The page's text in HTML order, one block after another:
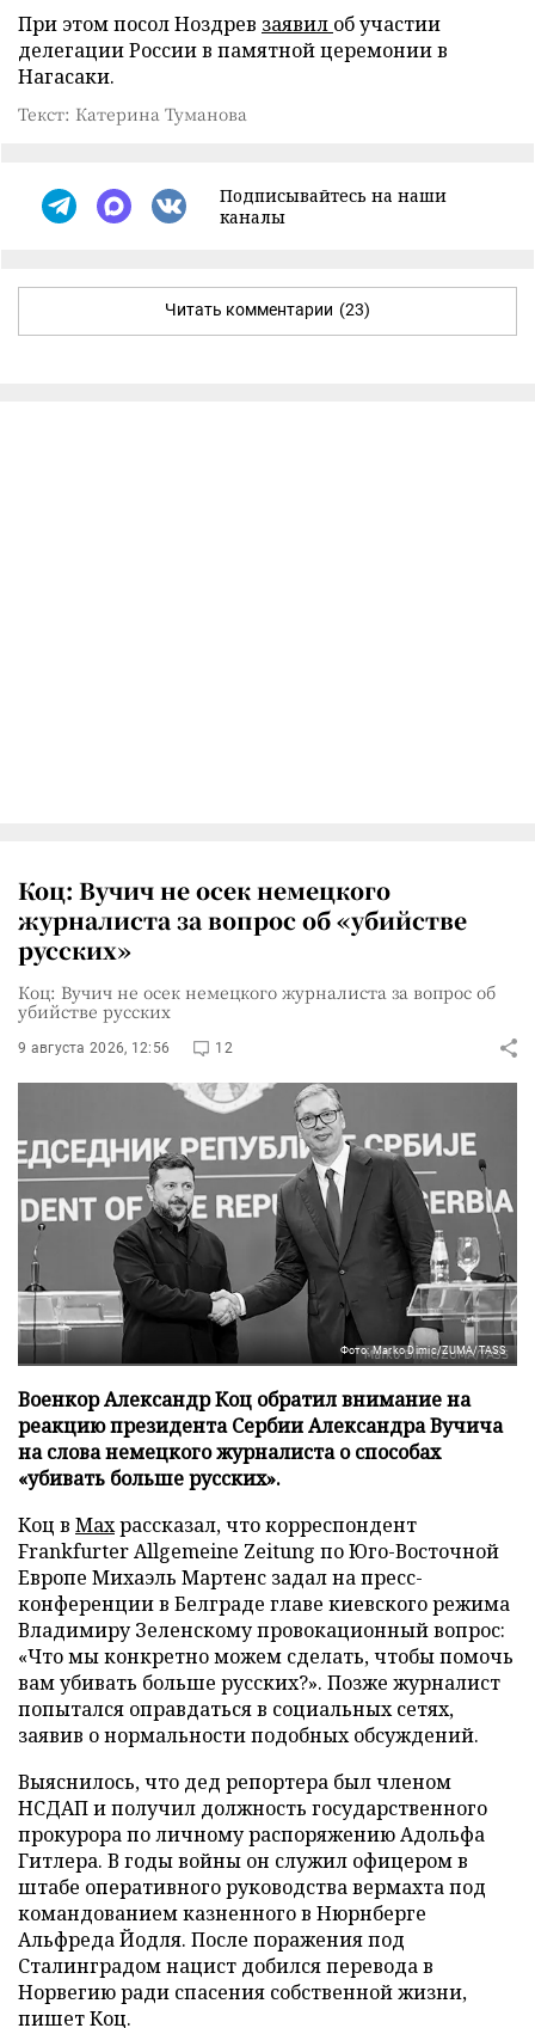
При этом посол Ноздрев заявил об участии
делегации России в памятной церемонии в
Нагасаки.
Текст: Катерина Туманова
Подписывайтесь на наши
каналы
Читать комментарии (23)
Коц: Вучич не осек немецкого
журналиста за вопрос об «убийстве
русских»
Коц: Вучич не осек немецкого журналиста за вопрос об
убийстве русских
9 августа 2026, 12:56 12
Фото: Marko Dimic/ZUMA/TASS
Военкор Александр Коц обратил внимание на
реакцию президента Сербии Александра Вучича
на слова немецкого журналиста о способах
«убивать больше русских».
Коц в Махрассказал, что корреспондент
Frankfurter Allgemeine Zeitung по Юго-Восточной
Европе Михаэль Мартенс задал на пресс-
конференции в Белграде главе киевского режима
Владимиру Зеленскому провокационный вопрос:
«Что мы конкретно можем сделать, чтобы помочь
вам убивать больше русских?». Позже журналист
попытался оправдаться в социальных сетях,
заявив о нормальности подобных обсуждений.
Выяснилось, что дед репортера был членом
НСДАП и получил должность государственного
прокурора по личному распоряжению Адольфа
Гитлера. В годы войны он служил офицером в
штабе оперативного руководства вермахта под
командованием казненного в Нюрнберге
Альфреда Йодля. После поражения под
Сталинградом нацист добился перевода в
Норвегию ради спасения собственной жизни,
пишет Коц.